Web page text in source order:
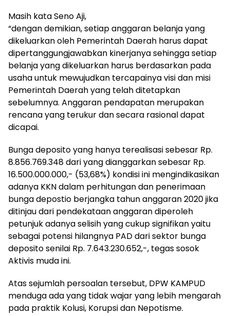
Masih kata Seno Aji,
“dengan demikian, setiap anggaran belanja yang
dikeluarkan oleh Pemerintah Daerah harus dapat
dipertanggungjawabkan kinerjanya sehingga setiap
belanja yang dikeluarkan harus berdasarkan pada
usaha untuk mewujudkan tercapainya visi dan misi
Pemerintah Daerah yang telah ditetapkan
sebelumnya. Anggaran pendapatan merupakan
rencana yang terukur dan secara rasional dapat
dicapai.
Bunga deposito yang hanya terealisasi sebesar Rp.
8.856.769.348 dari yang dianggarkan sebesar Rp.
16.500.000.000,- (53,68%) kondisi ini mengindikasikan
adanya KKN dalam perhitungan dan penerimaan
bunga depostio berjangka tahun anggaran 2020 jika
ditinjau dari pendekataan anggaran diperoleh
petunjuk adanya selisih yang cukup signifikan yaitu
sebagai potensi hilangnya PAD dari sektor bunga
deposito senilai Rp. 7.643.230.652,-, tegas sosok
Aktivis muda ini.
Atas sejumlah persoalan tersebut, DPW KAMPUD
menduga ada yang tidak wajar yang lebih mengarah
pada praktik Kolusi, Korupsi dan Nepotisme.